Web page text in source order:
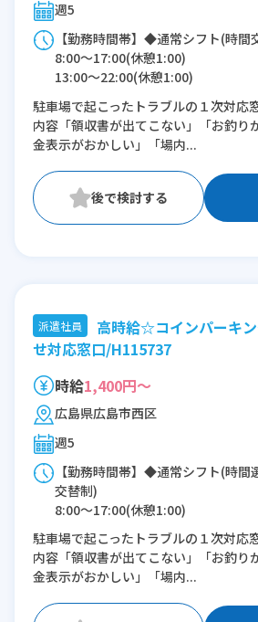
週5
【勤務時間帯】◆通常シフト(時間
8:00〜17:00(休憩1:00)
13:00〜22:00(休憩1:00)
※残業：0〜10時間程度/月
駐車場で起こったトラブルの１次対応
内容「領収書が出てこない」「お釣り
金表示がおかしい」「場内...
派遣社員
高時給☆コインパーキ
せ対応窓口/H115737
時給1,400円～
広島県広島市西区
週5
【勤務時間帯】◆通常シフト(時間
交替制)
8:00〜17:00(休憩1:00)
8:30〜17:30(休憩1:00)
9:00〜18:00(休憩1:00)
13:00〜22:00(休憩1:00)
※残業：0〜10時間程度/月
駐車場で起こったトラブルの１次対応
内容「領収書が出てこない」「お釣り
金表示がおかしい」「場内...